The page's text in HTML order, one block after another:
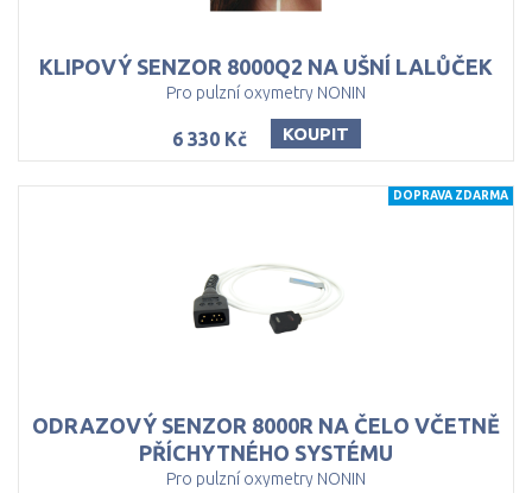
KLIPOVÝ SENZOR 8000Q2 NA UŠNÍ LALŮČEK
Pro pulzní oxymetry NONIN
6 330 Kč KOUPIT
ODRAZOVÝ SENZOR 8000R NA ČELO VČETNĚ
PŘÍCHYTNÉHO SYSTÉMU
Pro pulzní oxymetry NONIN
DOPRAVA ZDARMA